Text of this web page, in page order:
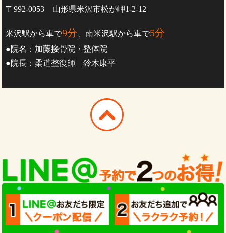
〒992-0053 山形県米沢市松が岬1-2-12
米沢駅から車で9分 、南米沢駅から車で5分
●院名：加藤接骨院・整体院
●院長：柔道整復師 鈴木康平